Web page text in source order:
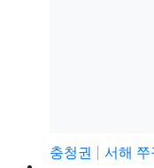
충청권
서해 쭈꾸